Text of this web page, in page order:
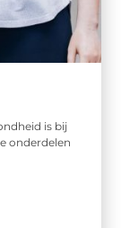
is bij
onderdelen